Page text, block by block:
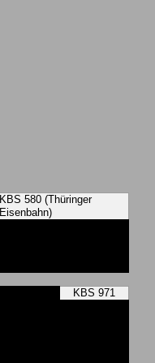
KBS 580 (Thüringer
Eisenbahn)
KBS 971